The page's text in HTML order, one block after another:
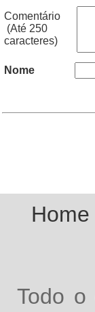
Comentário
(Até 250
caracteres)
Nome
Home
Todo o